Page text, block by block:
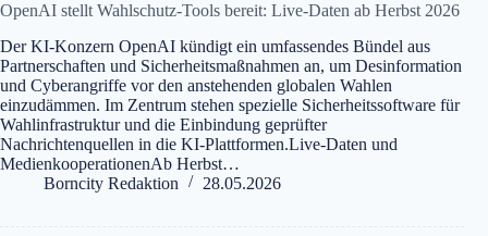
OpenAI stellt Wahlschutz-Tools bereit: Live-Daten ab Herbst 2026
Der KI-Konzern OpenAI kündigt ein umfassendes Bündel aus
Partnerschaften und Sicherheitsmaßnahmen an, um Desinformation
und Cyberangriffe vor den anstehenden globalen Wahlen
einzudämmen. Im Zentrum stehen spezielle Sicherheitssoftware für
Wahlinfrastruktur und die Einbindung geprüfter
Nachrichtenquellen in die KI-Plattformen.Live-Daten und
MedienkooperationenAb Herbst…
Borncity Redaktion
28.05.2026